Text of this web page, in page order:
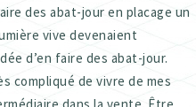
des abat-jour en placage un
vive devenaient
d’en faire des abat-jour.
compliqué de vivre de mes